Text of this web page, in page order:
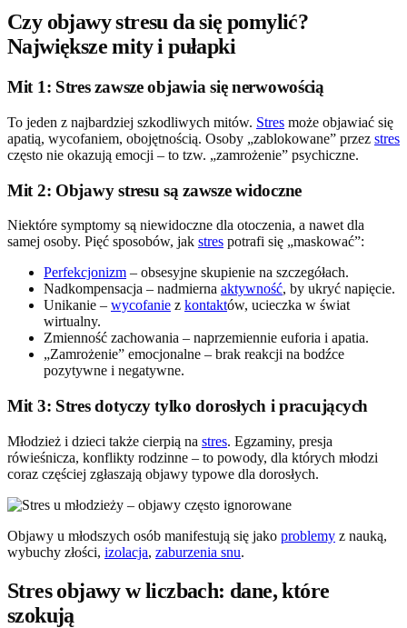
Czy objawy stresu da się pomylić?
Największe mity i pułapki
Mit 1: Stres zawsze objawia się nerwowością
To jeden z najbardziej szkodliwych mitów. Stres może objawiać się
apatią, wycofaniem, obojętnością. Osoby „zablokowane” przez stres
często nie okazują emocji – to tzw. „zamrożenie” psychiczne.
Mit 2: Objawy stresu są zawsze widoczne
Niektóre symptomy są niewidoczne dla otoczenia, a nawet dla
samej osoby. Pięć sposobów, jak stres potrafi się „maskować”:
Perfekcjonizm – obsesyjne skupienie na szczegółach.
Nadkompensacja – nadmierna aktywność, by ukryć napięcie.
Unikanie – wycofanie z kontaktów, ucieczka w świat
wirtualny.
Zmienność zachowania – naprzemiennie euforia i apatia.
„Zamrożenie” emocjonalne – brak reakcji na bodźce
pozytywne i negatywne.
Mit 3: Stres dotyczy tylko dorosłych i pracujących
Młodzież i dzieci także cierpią na stres. Egzaminy, presja
rówieśnicza, konflikty rodzinne – to powody, dla których młodzi
coraz częściej zgłaszają objawy typowe dla dorosłych.
Objawy u młodszych osób manifestują się jako problemy z nauką,
wybuchy złości, izolacja, zaburzenia snu.
Stres objawy w liczbach: dane, które
szokują